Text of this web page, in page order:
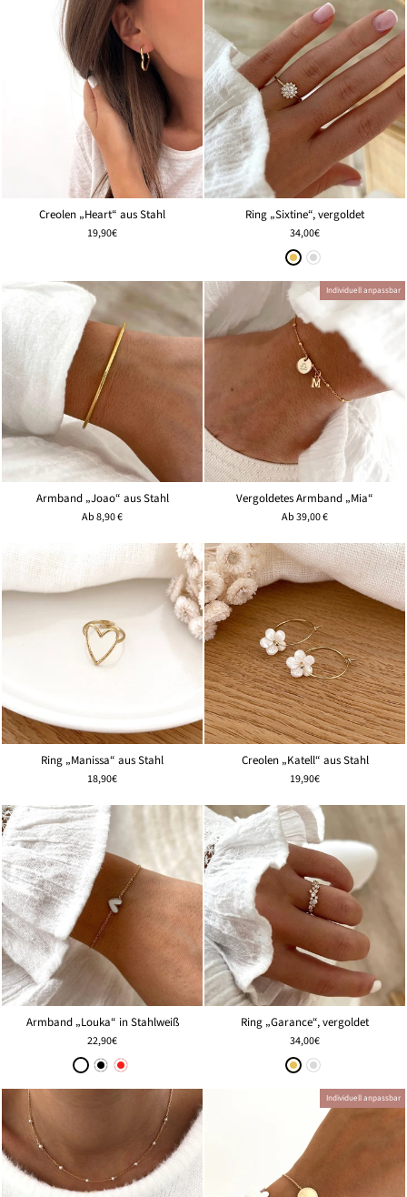
Creolen „Heart“ aus Stahl
19,90€
Ring „Sixtine“, vergoldet
34,00€
Armband „Joao“ aus Stahl
Ab8,90 €
Individuell anpassbar
Vergoldetes Armband „Mia“
Ab39,00 €
Ring „Manissa“ aus Stahl
18,90€
Creolen „Katell“ aus Stahl
19,90€
Armband „Louka“ in Stahlweiß
22,90€
Ring „Garance“, vergoldet
34,00€
Individuell anpassbar